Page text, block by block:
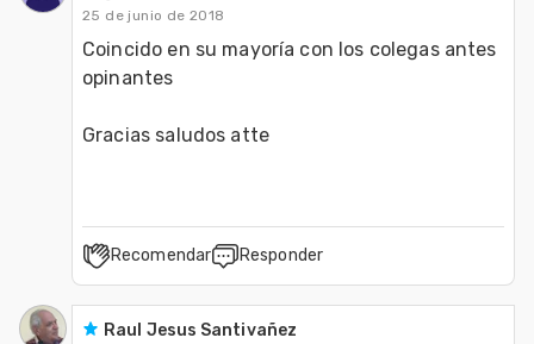
25 de junio de 2018
Coincido en su mayoría con los colegas antes
opinantes
Gracias saludos atte
Recomendar Responder
Raul Jesus Santivañez